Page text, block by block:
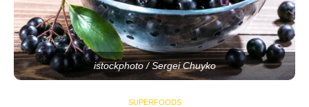
istockphoto / Sergei Chuyko
SUPERFOODS